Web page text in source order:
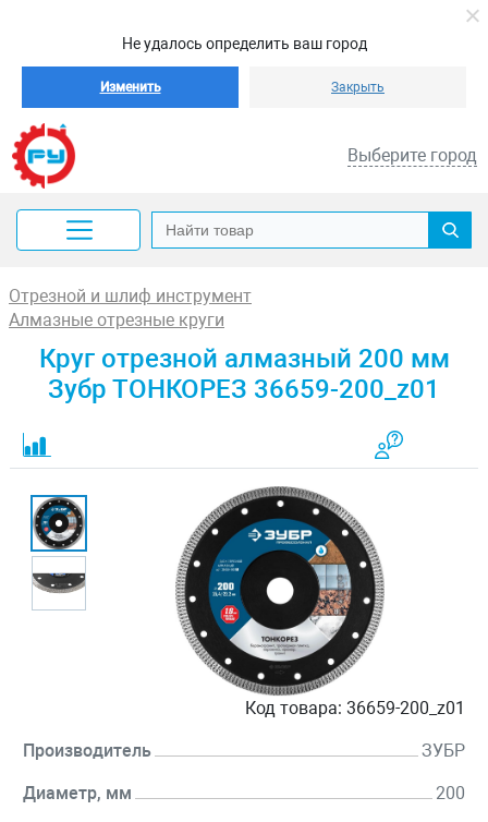
Не удалось определить ваш город
Изменить Закрыть
Выберите город
Отрезной и шлиф инструмент
Алмазные отрезные круги
Круг отрезной алмазный 200 мм
Зубр ТОНКОРЕЗ 36659-200_z01
Код товара: 36659-200_z01
Производитель ЗУБР
Диаметр, мм 200